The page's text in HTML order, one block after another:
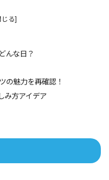
んな日？
の魅力を再確認！
み方アイデア